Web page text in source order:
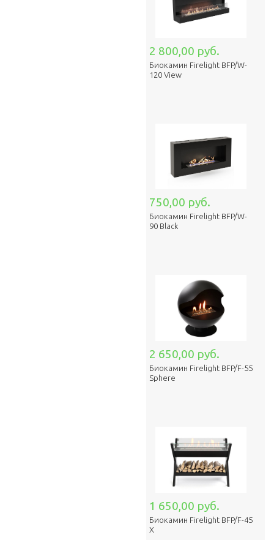
2 800,00 руб.
Биокамин Firelight BFP/W-
120 View
750,00 руб.
Биокамин Firelight BFP/W-
90 Black
2 650,00 руб.
Биокамин Firelight BFP/F-55
Sphere
1 650,00 руб.
Биокамин Firelight BFP/F-45
X